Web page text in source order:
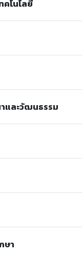
คโนโลยี
และวัฒนธรรม
ษา